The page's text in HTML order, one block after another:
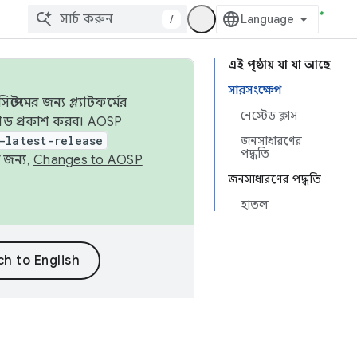
/
এই পৃষ্ঠায় যা যা আছে
সারসংক্ষেপ
নেস্টেড ক্লাস
জনসাধারণের
পদ্ধতি
জনসাধারণের পদ্ধতি
হাতল
জন্য প্ল্যাটফর্মের
প্রকাশ করব। AOSP
latest-release
জন্য, Changes to AOSP